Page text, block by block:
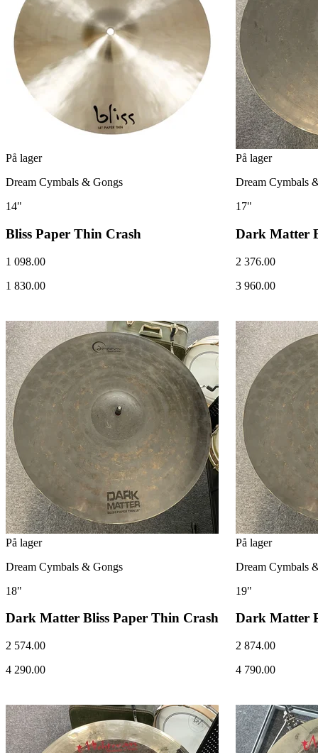
På lager
Dream Cymbals & Gongs
14"
Bliss Paper Thin Crash
1 098.00
1 830.00
På lager
Dream Cymbals
17"
Dark Matter
2 376.00
3 960.00
På lager
Dream Cymbals & Gongs
18"
Dark Matter Bliss Paper Thin Crash
2 574.00
4 290.00
På lager
Dream Cymbals
19"
Dark Matter
2 874.00
4 790.00